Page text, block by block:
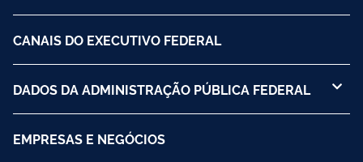
CANAIS DO EXECUTIVO FEDERAL
DADOS DA ADMINISTRAÇÃO PÚBLICA FEDERAL
EMPRESAS E NEGÓCIOS